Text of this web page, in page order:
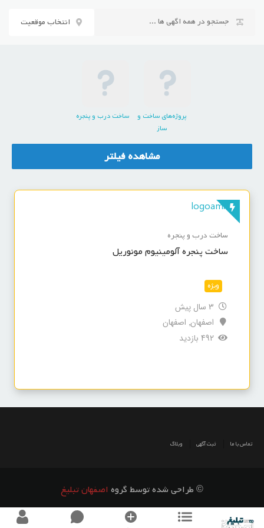
انتخاب موقعیت
پروژه‌های ساخت و
ساز
ساخت درب و پنجره
مشاهده فیلتر
ساخت درب و پنجره
ساخت پنجره آلومینیوم مونوریل
ویژه
3 سال پیش
اصفهان,اصفهان
492 بازدید
تماس با ما ثبت آگهی وبلاگ
© طراحی شده توسط گروهاصفهان تبلیغ